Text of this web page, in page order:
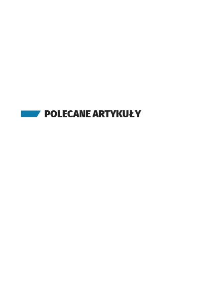
POLECANE ARTYKUŁY